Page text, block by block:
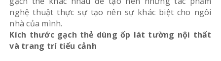
nghệ thuật thực sự tạo nên sự khác biệt cho ngôi
nhà của mình.
Kích thước gạch thẻ dùng ốp lát tường nội thất
và trang trí tiểu cảnh